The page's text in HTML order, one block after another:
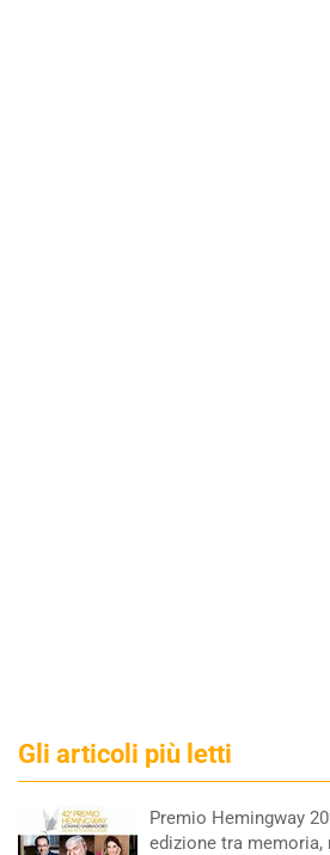
Gli articoli più letti
Premio Hemingway
edizione tra memoria,